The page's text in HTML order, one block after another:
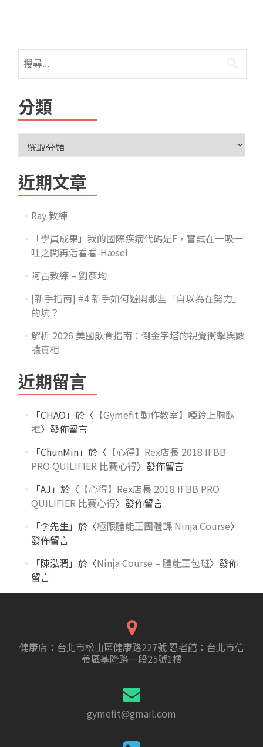
分類
近期文章
Ray 教練
「學員成果」我的國際疾病代碼是F，嘗試在一吸一
吐之間再活看看-Hæsel
阿古教練 – 劉彥均
[新手指南] #4 新手如何避開那些「自以為在努力」
的坑？
解析 2026 美國飲食指南：倒金字塔的視覺衝擊與數
據真相
近期留言
「CHAO 」於〈 【Gymefit 動作教室】啞鈴上胸臥
推〉發佈留言
「ChunMin」於〈 【心得】Rex店長 2018 IFBB
PRO QUILIFIER 比賽心得〉發佈留言
「AJ 」於〈 【心得】Rex店長 2018 IFBB PRO
QUILIFIER 比賽心得〉發佈留言
「李先生」於〈極限體能王團體課 Ninja Course〉
發佈留言
「陳泓潤 」於〈Ninja Course – 體能王包班〉發佈
留言
健康店：台北市松山區健康路227號 忍者館：台北市信
義區基隆路一段25號1樓
gymefit@gmail.com